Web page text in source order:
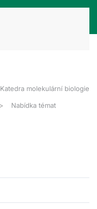
Katedra molekulární biologie
Nabídka témat